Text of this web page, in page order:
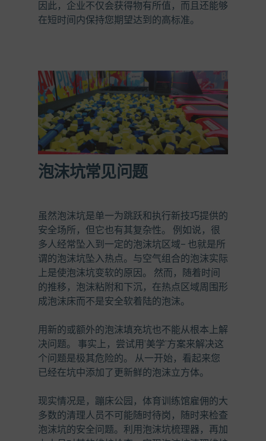
因此，企业不仅会获得物有所值，而且还能够
在短时间内保持您期望达到的高标准。
泡沫坑常见问题
虽然泡沫坑是单一为跳跃和执行新技巧提供的
安全场所，但它也有其复杂性。 例如说，很
多人经常坠入到一定的泡沫坑区域– 也就是所
谓的泡沫坑坠入热点。与空气组合的泡沫实际
上是使泡沫坑变软的原因。 然而，随着时间
的推移，泡沫粘附和下沉，在热点区域周围形
成泡沫床而不是安全软着陆的泡沫。
用新的或额外的泡沫填充坑也不能从根本上解
决问题。 事实上，尝试用‘美学’方案来解决这
个问题是极其危险的。 从一开始，看起来您
已经在坑中添加了更新鲜的泡沫立方体。
现实情况是，蹦床公园，体育训练馆雇佣的大
多数的清理人员不可能随时待岗，随时来检查
泡沫坑的安全问题。利用泡沫坑梳理器，再加